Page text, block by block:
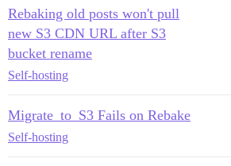
Rebaking old posts won't pull
new S3 CDN URL after S3
bucket rename
Self-hosting
Migrate_to_S3 Fails on Rebake
Self-hosting